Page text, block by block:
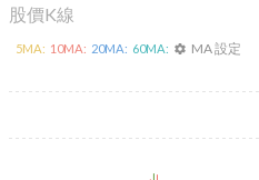
股價K線
5MA: 10MA: 20MA: 60MA: settings MA 設定